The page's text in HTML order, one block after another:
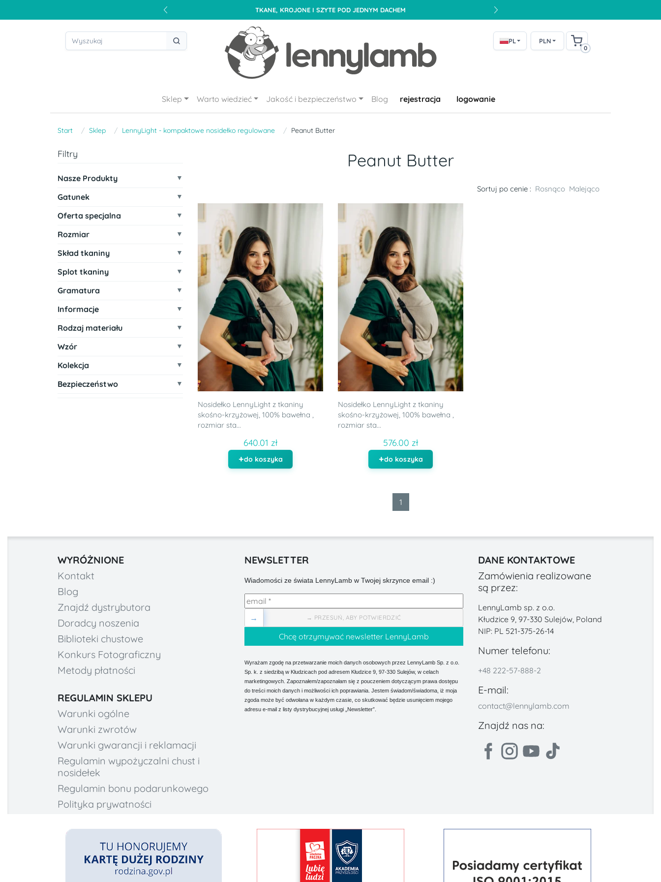
TKANE, KROJONE I SZYTE POD JEDNYM DACHEM
PL PLN
0
Sklep Warto wiedzieć Jakość i bezpieczeństwo Blog rejestracja logowanie
Start Sklep LennyLight - kompaktowe nosidełko regulowane Peanut Butter
Filtry
Nasze Produkty
Gatunek
Oferta specjalna
Rozmiar
Skład tkaniny
Splot tkaniny
Gramatura
Informacje
Rodzaj materiału
Wzór
Kolekcja
Bezpieczeństwo
Peanut Butter
Sortuj po cenie : Rosnąco Malejąco
Nosidełko LennyLight z tkaniny
skośno-krzyżowej, 100% bawełna ,
rozmiar sta...
640.01 zł
do koszyka
Nosidełko LennyLight z tkaniny
skośno-krzyżowej, 100% bawełna ,
rozmiar sta...
576.00 zł
do koszyka
1
WYRÓŻNIONE
Kontakt
Blog
Znajdź dystrybutora
Doradcy noszenia
Biblioteki chustowe
Konkurs Fotograficzny
Metody płatności
REGULAMIN SKLEPU
Warunki ogólne
Warunki zwrotów
Warunki gwarancji i reklamacji
Regulamin wypożyczalni chust i
nosidełek
Regulamin bonu podarunkowego
Polityka prywatności
NEWSLETTER
Wiadomości ze świata LennyLamb w Twojej skrzynce email :)
→ PRZESUŃ, ABY POTWIERDZIĆ
→
Wyrażam zgodę na przetwarzanie moich danych osobowych przez LennyLamb Sp. z o.o.
Sp. k. z siedzibą w Kłudzicach pod adresem Kłudzice 9, 97-330 Sulejów, w celach
marketingowych. Zapoznałem/zapoznałam się z pouczeniem dotyczącym prawa dostępu
do treści moich danych i możliwości ich poprawiania. Jestem świadom/świadoma, iż moja
zgoda może być odwołana w każdym czasie, co skutkować będzie usunięciem mojego
adresu e-mail z listy dystrybucyjnej usługi „Newsletter”.
DANE KONTAKTOWE
Zamówienia realizowane
są przez:
LennyLamb sp. z o.o.
Kłudzice 9, 97-330 Sulejów, Poland
NIP: PL 521-375-26-14
Numer telefonu:
+48 222-57-888-2
E-mail:
contact@lennylamb.com
Znajdź nas na: